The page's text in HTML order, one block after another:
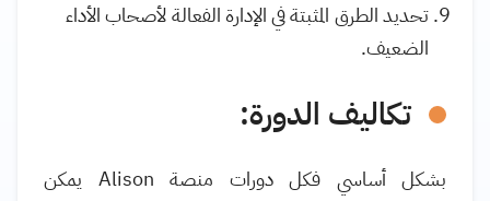
تحديد الطرق المثبتة في الإدارة الفعالة لأصحاب الأداء
الضعيف.
تكاليف الدورة:
بشكل أساسي فكل دورات منصة Alison يمكن